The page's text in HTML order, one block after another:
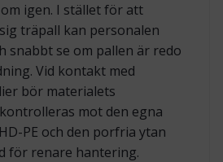
igen. I stället för att
träpall kan personalen
snabbt se om pallen är redo
Vid kontakt med
bör materialets
mot den egna
PE och den porfria ytan
för renare hantering.